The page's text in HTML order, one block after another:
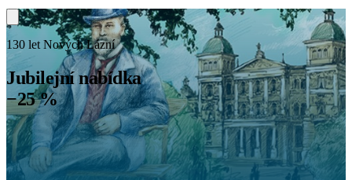
130 let Nových Lázní
Jubilejní nabídka
−25 %